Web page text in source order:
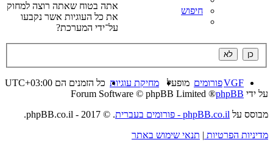
חיפוש
אתה בטוח שאתה רוצה למחוק
את כל העוגיות אשר נקבעו
על־ידי המערכת?
VGFפורומים כל הזמנים הם UTC+03:00 מחיקת עוגיות
מופעל
על ידי phpBB
® Forum Software © phpBB Limited
מבוסס על phpBB.co.il - פורומים בעברית
. © 2017 - phpBB.co.il.
מדיניות הפרטיות | תנאי שימוש באתר